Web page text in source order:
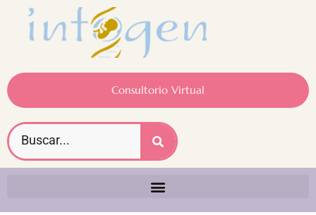
Consultorio Virtual